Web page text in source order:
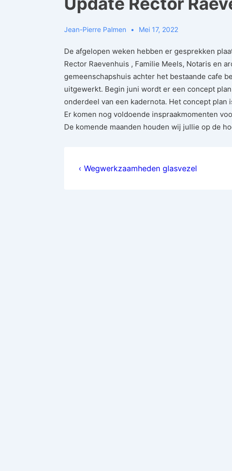
Jean-Pierre Palmen Mei 17, 2022
De afgelopen weken hebben er gesprekken
Rector Raevenhuis , Familie Meels, Notaris en
gemeenschapshuis achter het bestaande cafe
uitgewerkt. Begin juni wordt er een concept
onderdeel van een kadernota. Het concept
Er komen nog voldoende inspraakmomenten
De komende maanden houden wij jullie op de
Bericht
Previous
‹ Wegwerkzaamheden glasvezel